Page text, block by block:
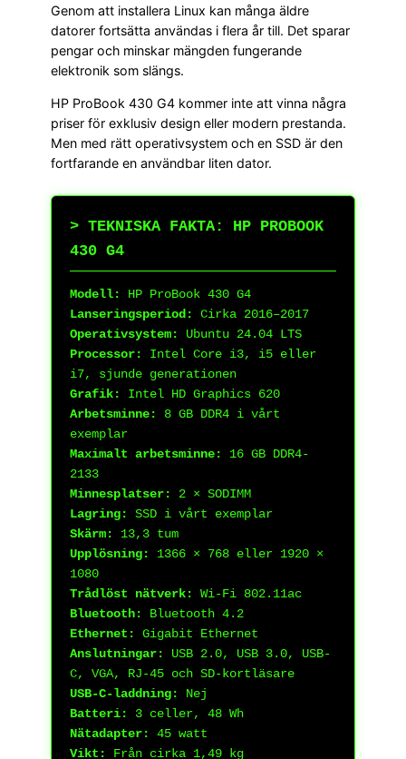
Genom att installera Linux kan många äldre
datorer fortsätta användas i flera år till. Det sparar
pengar och minskar mängden fungerande
elektronik som slängs.
HP ProBook 430 G4 kommer inte att vinna några
priser för exklusiv design eller modern prestanda.
Men med rätt operativsystem och en SSD är den
fortfarande en användbar liten dator.
> TEKNISKA FAKTA: HP PROBOOK
430 G4
Modell:
HP ProBook 430 G4
Lanseringsperiod:
Cirka 2016–2017
Operativsystem:
Ubuntu 24.04 LTS
Processor:
Intel Core i3, i5 eller
i7, sjunde generationen
Grafik:
Intel HD Graphics 620
Arbetsminne:
8 GB DDR4 i vårt
exemplar
Maximalt arbetsminne:
16 GB DDR4-
2133
Minnesplatser:
2 × SODIMM
Lagring:
SSD i vårt exemplar
Skärm:
13,3 tum
Upplösning:
1366 × 768 eller 1920 ×
1080
Trådlöst nätverk:
Wi-Fi 802.11ac
Bluetooth:
Bluetooth 4.2
Ethernet:
Gigabit Ethernet
Anslutningar:
USB 2.0, USB 3.0, USB-
C, VGA, RJ-45 och SD-kortläsare
USB-C-laddning:
Nej
Batteri:
3 celler, 48 Wh
Nätadapter:
45 watt
Vikt:
Från cirka 1,49 kg